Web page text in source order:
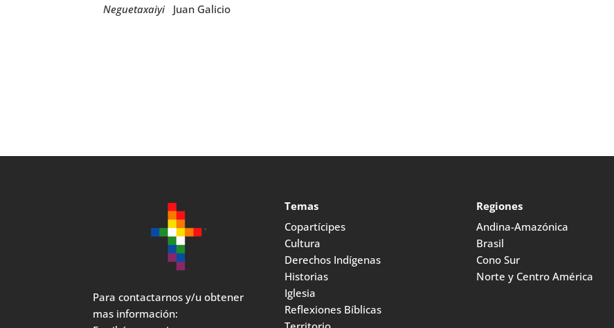
Neguetaxaiyi
Juan Galicio
Para contactarnos y/u obtener
mas información:
Temas
Copartícipes
Cultura
Derechos Indígenas
Historias
Iglesia
Reflexiones Bíblicas
Regiones
Andina-Amazónica
Brasil
Cono Sur
Norte y Centro América